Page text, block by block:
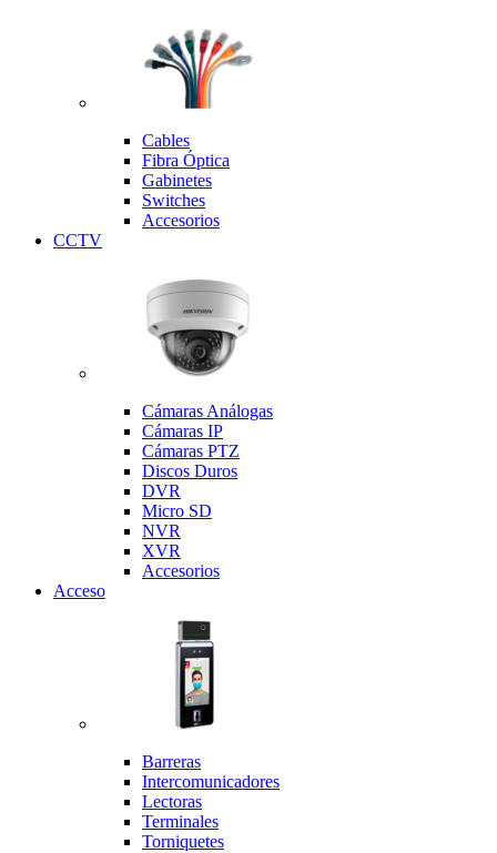
Cables
Fibra Óptica
Gabinetes
Switches
Accesorios
CCTV
Cámaras Análogas
Cámaras IP
Cámaras PTZ
Discos Duros
DVR
Micro SD
NVR
XVR
Accesorios
Acceso
Barreras
Intercomunicadores
Lectoras
Terminales
Torniquetes